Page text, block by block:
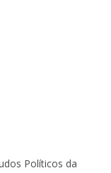
Políticos da